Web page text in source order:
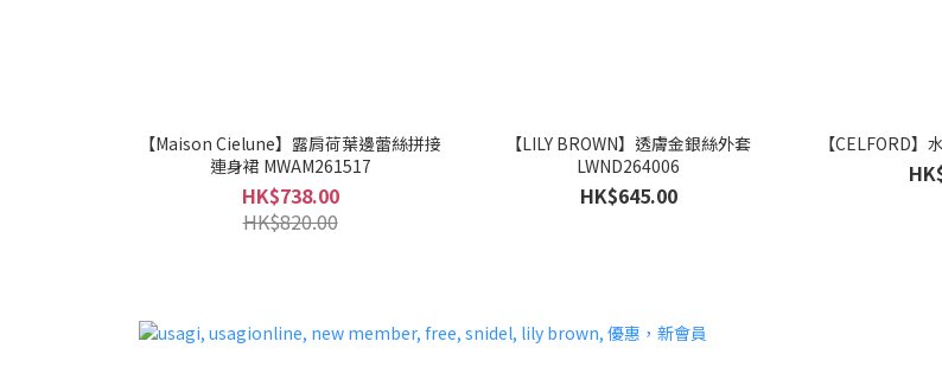
【Maison Cielune】露肩荷葉邊蕾絲拼接
連身裙 MWAM261517
HK$738.00
HK$820.00
【LILY BROWN】透膚金銀絲外套
LWND264006
HK$645.00
【CELFORD】